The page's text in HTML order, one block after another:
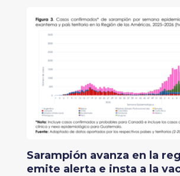
Sarampión avanza en la
emite alerta e insta a la